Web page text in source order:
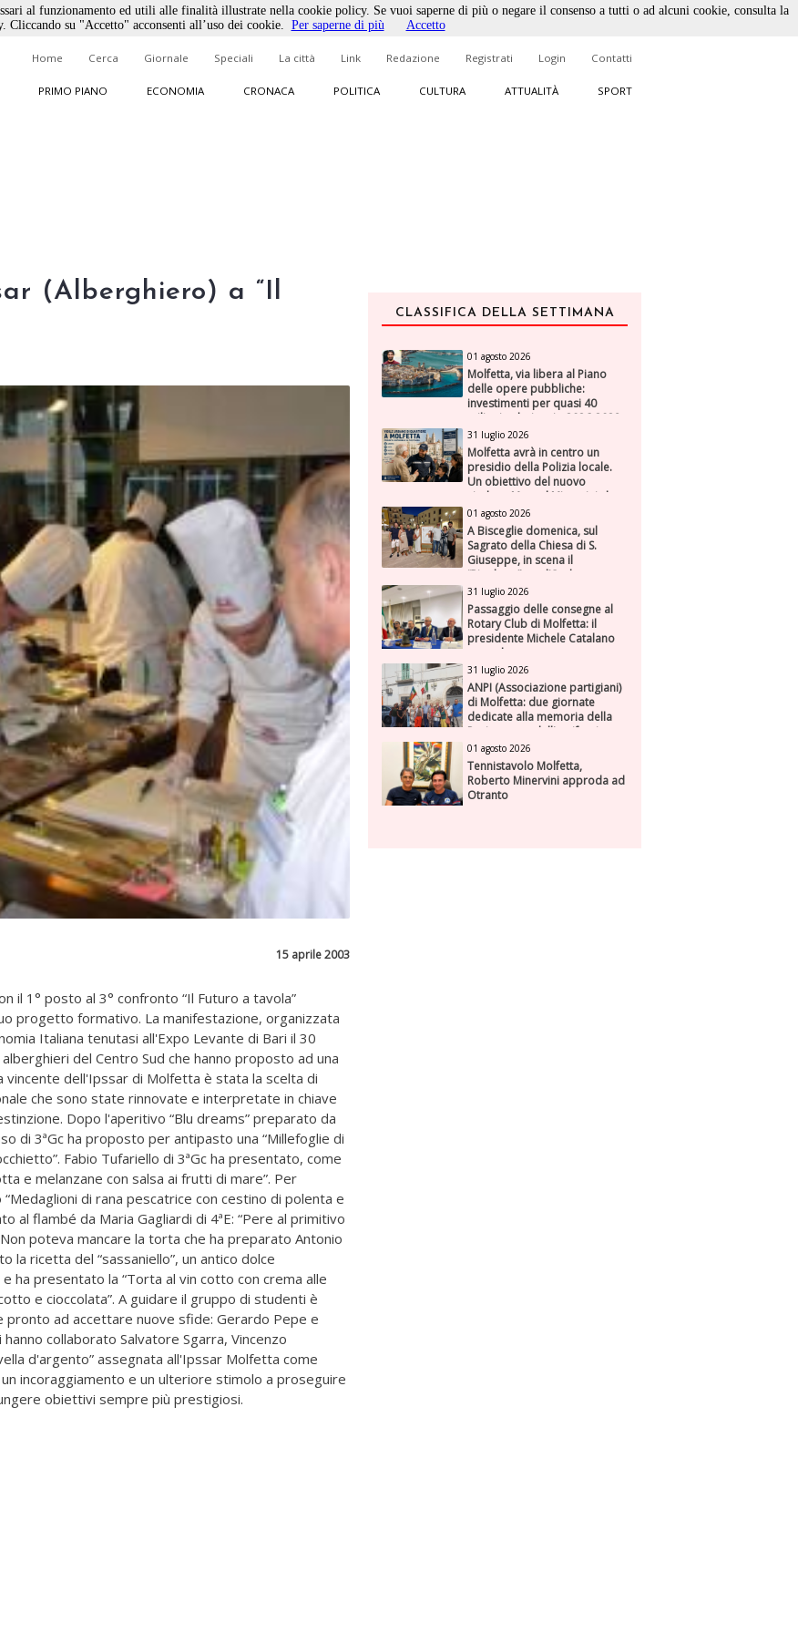
Home Cerca Giornale Speciali La città Link Redazione Registrati Login Contatti
PRIMO PIANO ECONOMIA CRONACA POLITICA CULTURA ATTUALITÀ SPORT
(Alberghiero) a “Il
15 aprile 2003
il 1° posto al 3° confronto “Il Futuro a tavola”
progetto formativo. La manifestazione, organizzata
Italiana tenutasi all'Expo Levante di Bari il 30
del Centro Sud che hanno proposto ad una
vincente dell'Ipssar di Molfetta è stata la scelta di
che sono state rinnovate e interpretate in chiave
Dopo l'aperitivo “Blu dreams” preparato da
di 3ªGc ha proposto per antipasto una “Millefoglie di
Fabio Tufariello di 3ªGc ha presentato, come
e melanzane con salsa ai frutti di mare”. Per
di rana pescatrice con cestino di polenta e
flambé da Maria Gagliardi di 4ªE: “Pere al primitivo
poteva mancare la torta che ha preparato Antonio
la ricetta del “sassaniello”, un antico dolce
ha presentato la “Torta al vin cotto con crema alle
e cioccolata”. A guidare il gruppo di studenti è
ad accettare nuove sfide: Gerardo Pepe e
collaborato Salvatore Sgarra, Vincenzo
d'argento” assegnata all'Ipssar Molfetta come
incoraggiamento e un ulteriore stimolo a proseguire
obiettivi sempre più prestigiosi.
CLASSIFICA DELLA SETTIMANA
01 agosto 2026
Molfetta, via libera al Piano
delle opere pubbliche:
investimenti per quasi 40
milioni nel triennio 2026-2028
31 luglio 2026
Molfetta avrà in centro un
presidio della Polizia locale.
Un obiettivo del nuovo
sindaco Manuel Minervini che
diviene realtà, con la speranza
di maggiore efficienza e
presenza sul territorio
01 agosto 2026
A Bisceglie domenica, sul
Sagrato della Chiesa di S.
Giuseppe, in scena il
“Rigoletto” con l’Orchestra
Sinfonica Federiciana
31 luglio 2026
Passaggio delle consegne al
Rotary Club di Molfetta: il
presidente Michele Catalano
succede a se stesso
31 luglio 2026
ANPI (Associazione partigiani)
di Molfetta: due giornate
dedicate alla memoria della
Resistenza e dell'antifascismo
01 agosto 2026
Tennistavolo Molfetta,
Roberto Minervini approda ad
Otranto
al funzionamento ed utili alle finalità illustrate nella cookie policy. Se vuoi saperne di più o negare il consenso a tutti o ad alcuni cookie, consulta la
Cliccando su "Accetto" acconsenti all’uso dei cookie. Per saperne di più Accetto